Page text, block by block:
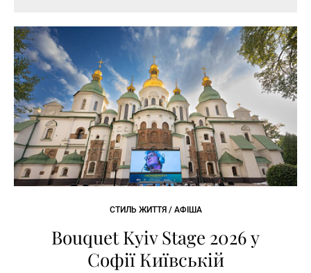
СТИЛЬ ЖИТТЯ / АФІША
Bouquet Kyiv Stage 2026 у
Софії Київській